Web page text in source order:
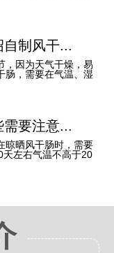
制风干...
，因为天气干燥，易
肠，需要在气温、湿
需要注意...
晾晒风干肠时，需要
左右气温不高于20